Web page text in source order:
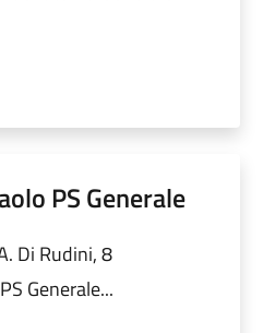
PS Generale
Di Rudini, 8
Generale...